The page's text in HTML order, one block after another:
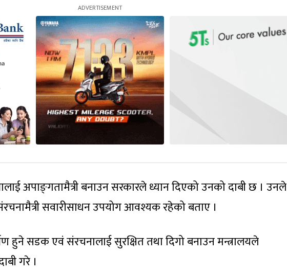
अपाङ्‍गतामैत्री बनाउन सरकारले ध्यान दिएको उनको दाबी छ । उनले
सवारीसाधन उपयोग आवश्यक रहेको बताए ।
हुने सडक एवं संरचनालाई सुरक्षित तथा दिगो बनाउन मन्त्रालयले
गरे ।